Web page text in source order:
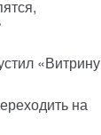
«Витрину
на